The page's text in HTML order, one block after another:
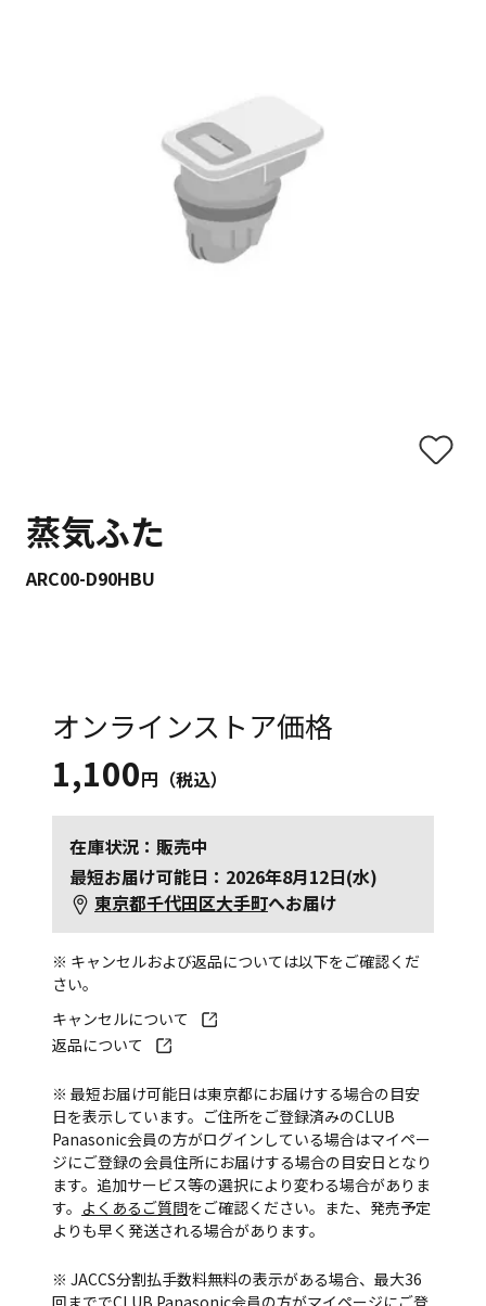
蒸気ふた
ARC00-D90HBU
オンラインストア価格
1,100円（税込）
在庫状況：販売中
最短お届け可能日：2026年8月12日(水)
東京都千代田区大手町へお届け
※ キャンセルおよび返品については以下をご確認くだ
さい。
キャンセルについて
返品について
※ 最短お届け可能日は東京都にお届けする場合の目安
日を表示しています。ご住所をご登録済みのCLUB
Panasonic会員の方がログインしている場合はマイペー
ジにご登録の会員住所にお届けする場合の目安日となり
ます。追加サービス等の選択により変わる場合がありま
す。 よくあるご質問をご確認ください。また、発売予定
よりも早く発送される場合があります。
※ JACCS分割払手数料無料の表示がある場合、最大36
回まででCLUB Panasonic会員の方がマイページにご登